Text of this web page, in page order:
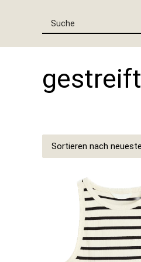
gestreift